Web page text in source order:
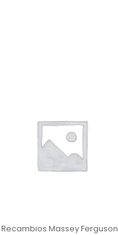
Recambios Massey Ferguson